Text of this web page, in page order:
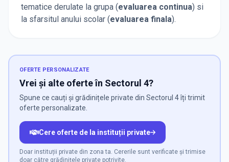
tematice derulate la grupa (evaluarea continua) si
la sfarsitul anului scolar (evaluarea finala).
OFERTE PERSONALIZATE
Vrei și alte oferte în Sectorul 4?
Spune ce cauți și grădinițele private din Sectorul 4 îți trimit
oferte personalizate.
Cere oferte de la instituții private
Doar instituții private din zona ta. Cererile sunt verificate și trimise
doar către grădinițele private potrivite.